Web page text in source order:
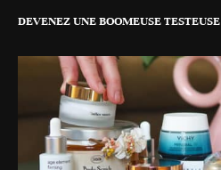
DEVENEZ UNE BOOMEUSE TESTEUSE